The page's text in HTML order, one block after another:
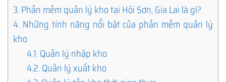
3.Phần mềm quản lý kho tại Hội Sơn, Gia Lai là gì?
4. Những tính năng nổi bật của phần mềm quản lý
kho
4.1.Quản lý nhập kho
4.2.Quản lý xuất kho